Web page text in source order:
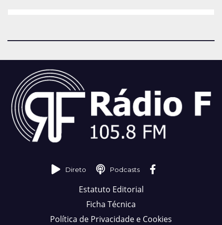
Direto Podcasts
Estatuto Editorial
Ficha Técnica
Política de Privacidade e Cookies